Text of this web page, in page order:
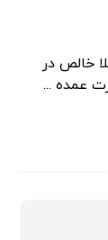
خالص در
عمده ...